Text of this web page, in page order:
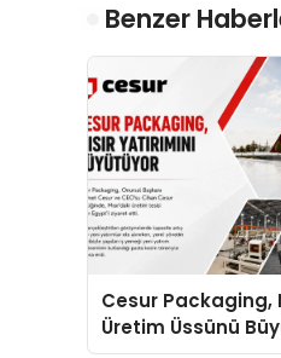
Benzer
Cesur Packaging,
Üretim Üssünü